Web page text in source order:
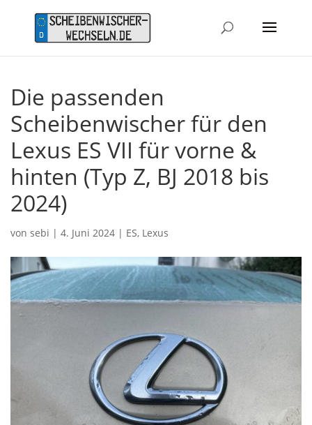
Die passenden
Scheibenwischer für den
Lexus ES VII für vorne &
hinten (Typ Z, BJ 2018 bis
2024)
von sebi | 4. Juni 2024 | ES, Lexus